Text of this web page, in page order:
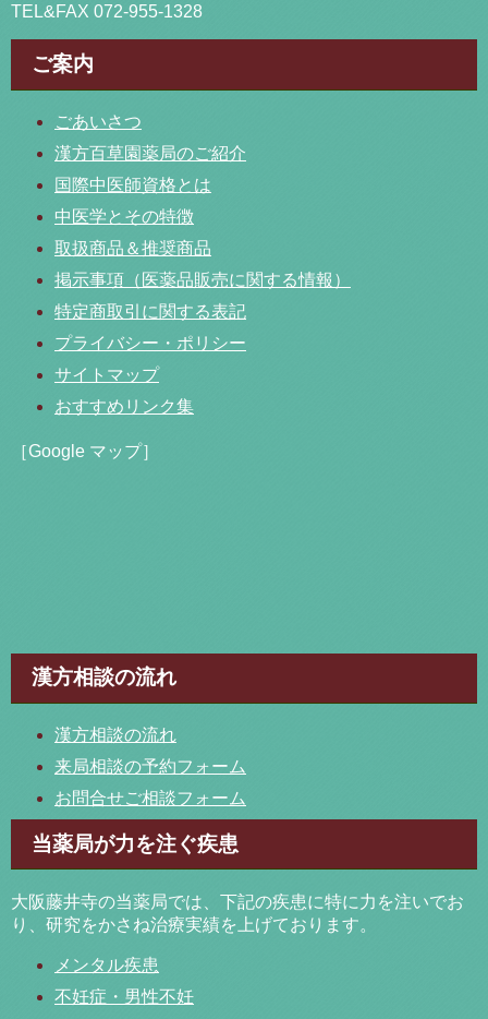
TEL&FAX 072-955-1328
ご案内
ごあいさつ
漢方百草園薬局のご紹介
国際中医師資格とは
中医学とその特徴
取扱商品＆推奨商品
掲示事項（医薬品販売に関する情報）
特定商取引に関する表記
プライバシー・ポリシー
サイトマップ
おすすめリンク集
［Google マップ］
漢方相談の流れ
漢方相談の流れ
来局相談の予約フォーム
お問合せご相談フォーム
当薬局が力を注ぐ疾患
大阪藤井寺の当薬局では、下記の疾患に特に力を注いでお
り、研究をかさね治療実績を上げております。
メンタル疾患
不妊症・男性不妊